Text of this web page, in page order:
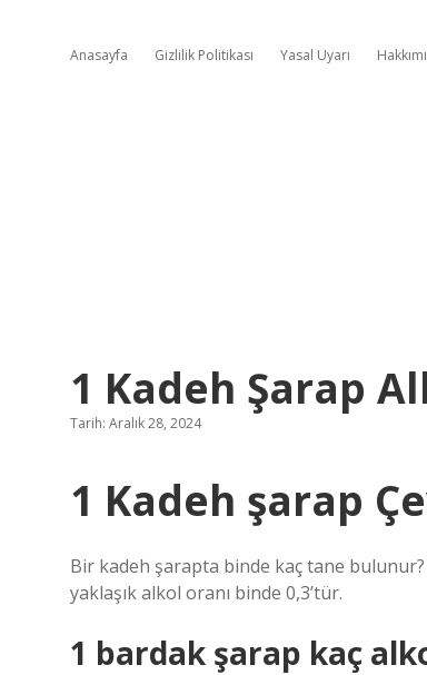
Anasayfa Gizlilik Politikası Yasal Uyarı
1 Kadeh Şarap
Tarih: Aralık 28, 2024
1 Kadeh şarap
Bir kadeh şarapta binde kaç tane
yaklaşık alkol oranı binde 0,3’tür.
1 bardak şarap kaç